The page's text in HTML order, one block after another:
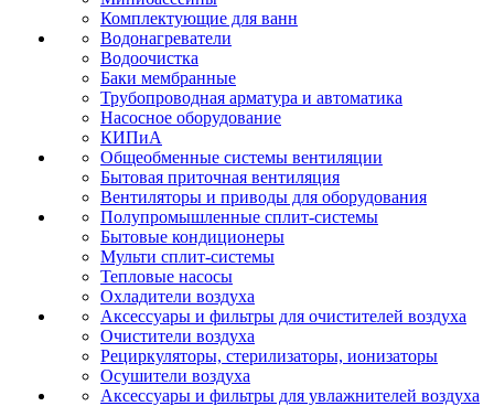
Комплектующие для ванн
Водонагреватели
Водоочистка
Баки мембранные
Трубопроводная арматура и автоматика
Насосное оборудование
КИПиА
Общеобменные системы вентиляции
Бытовая приточная вентиляция
Вентиляторы и приводы для оборудования
Полупромышленные сплит-системы
Бытовые кондиционеры
Мульти сплит-системы
Тепловые насосы
Охладители воздуха
Аксессуары и фильтры для очистителей воздуха
Очистители воздуха
Рециркуляторы, стерилизаторы, ионизаторы
Осушители воздуха
Аксессуары и фильтры для увлажнителей воздуха